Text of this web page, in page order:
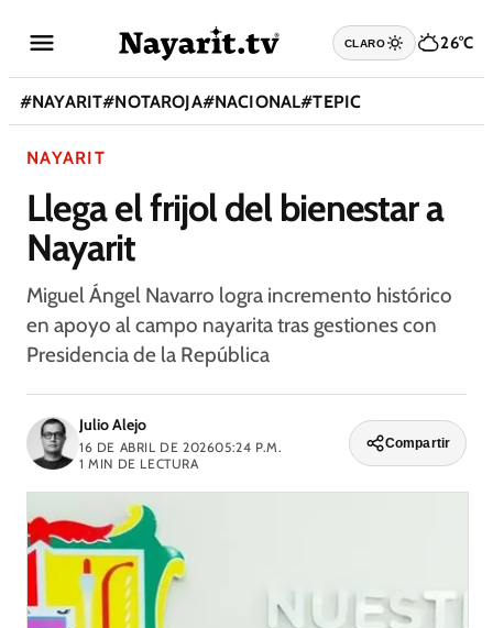
CLARO 26°C
#NAYARIT#NOTAROJA#NACIONAL#TEPIC
NAYARIT
Llega el frijol del bienestar a
Nayarit
Miguel Ángel Navarro logra incremento histórico
en apoyo al campo nayarita tras gestiones con
Presidencia de la República
Julio Alejo
16 DE ABRIL DE 202605:24 P.M.
1 MIN DE LECTURA
Compartir